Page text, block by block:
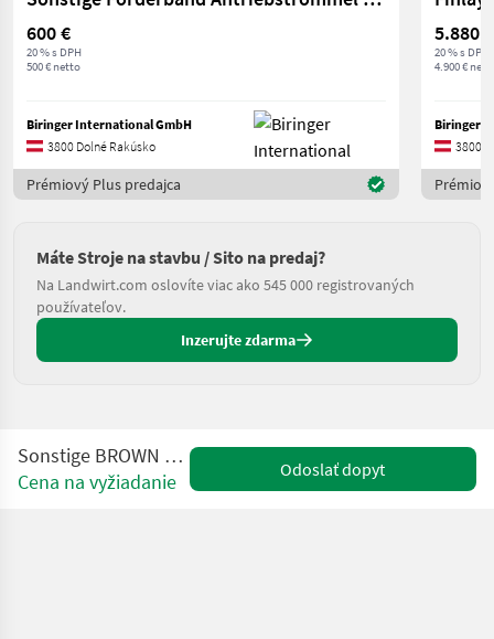
600 €
20 % s DPH
500 € netto
Biringer International GmbH
3800 Dolné Rakúsko
Prémiový Plus predajca
5.880 €
20 % s DPH
4.900 €
Biringer
3800
Máte Stroje na stavbu / Sito na predaj?
Na Landwirt.com oslovíte viac ako 545 000 registrovaných
používateľov.
Inzerujte zdarma
Sonstige BROWN LEROX 1050X850
Cena na vyžiadanie
Odoslať dopyt